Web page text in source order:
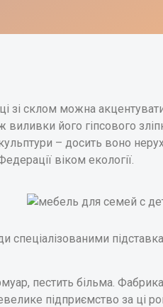
зі склом можна
виливки його гіпсового
– досить воно
віком екології.
спеціалізованими
пестить більма. Фабрика
підприємство за ці